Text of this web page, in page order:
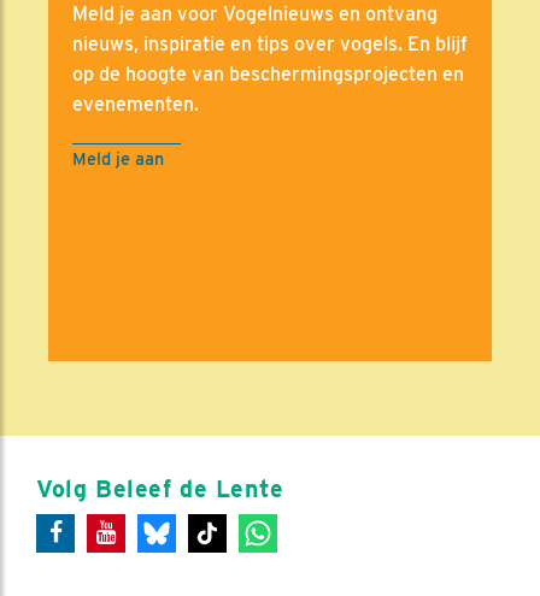
Meld je aan voor Vogelnieuws en ontvang
nieuws, inspiratie en tips over vogels. En blijf
op de hoogte van beschermingsprojecten en
evenementen.
Meld je aan
Volg Beleef de Lente